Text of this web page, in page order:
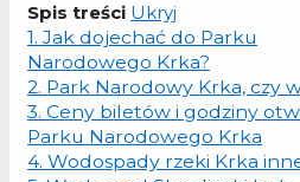
Spis treści Ukryj
1. Jak dojechać do Parku
Narodowego Krka?
2. Park Narodowy Krka, czy
3. Ceny biletów i godziny
Parku Narodowego Krka
4. Wodospady rzeki Krka